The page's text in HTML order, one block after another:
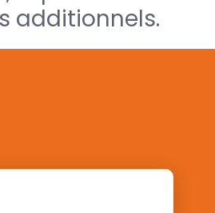
additionnels.